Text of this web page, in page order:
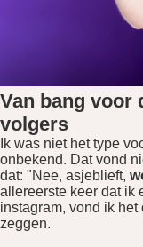
Van bang voor
volgers
Ik was niet het type
onbekend. Dat vond
dat: "Nee, asjeblieft,
allereerste keer dat ik
instagram, vond ik het
zeggen.